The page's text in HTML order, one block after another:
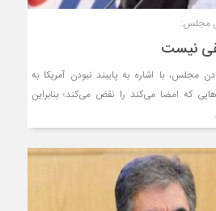
مجلس:
نیست
مجلس‌، با اشاره به پایبند نبودن آمریکا به
که امضا می‌کند را نقض می‌کند؛ بنابراین